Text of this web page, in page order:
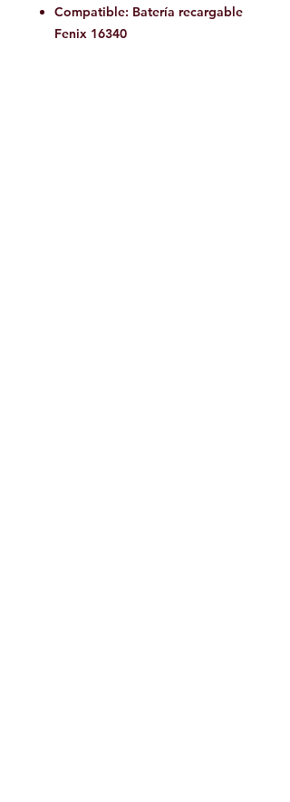
Compatible: Batería recargable
Fenix ​​16340